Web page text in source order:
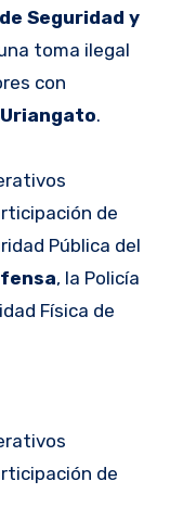
Seguridad y
toma ilegal
con
Uriangato.
de
Pública del
, la Policía
Física de
de